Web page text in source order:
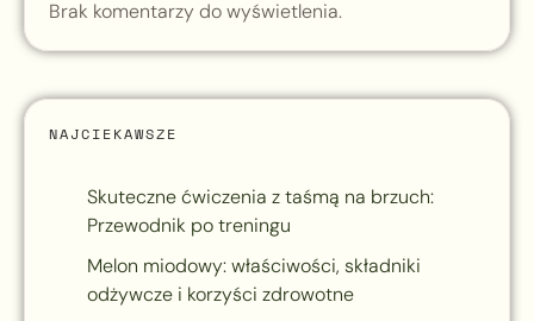
Brak komentarzy do wyświetlenia.
NAJCIEKAWSZE
Skuteczne ćwiczenia z taśmą na brzuch:
Przewodnik po treningu
Melon miodowy: właściwości, składniki
odżywcze i korzyści zdrowotne